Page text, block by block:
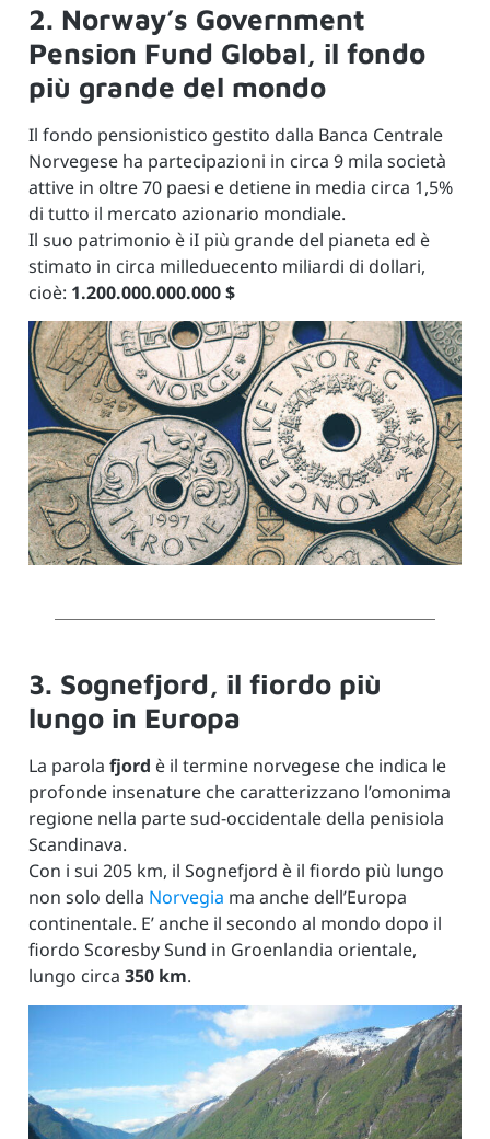
2. Norway’s Government
Pension Fund Global, il fondo
più grande del mondo
Il fondo pensionistico gestito dalla Banca Centrale
Norvegese ha partecipazioni in circa 9 mila società
attive in oltre 70 paesi e detiene in media circa 1,5%
di tutto il mercato azionario mondiale.
Il suo patrimonio è iI più grande del pianeta ed è
stimato in circa milleduecento miliardi di dollari,
cioè: 1.200.000.000.000 $
3. Sognefjord, il fiordo più
lungo in Europa
La parola fjord è il termine norvegese che indica le
profonde insenature che caratterizzano l’omonima
regione nella parte sud-occidentale della penisiola
Scandinava.
Con i sui 205 km, il Sognefjord è il fiordo più lungo
non solo della Norvegia ma anche dell’Europa
continentale. E’ anche il secondo al mondo dopo il
fiordo Scoresby Sund in Groenlandia orientale,
lungo circa 350 km.